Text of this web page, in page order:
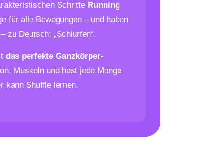
Schritte Running
für alle Bewegungen – und haben
zu Deutsch: „Schlurfen“.
das perfekte Ganzkörper-
Muskeln und hast jede Menge
kann Shuffle lernen.